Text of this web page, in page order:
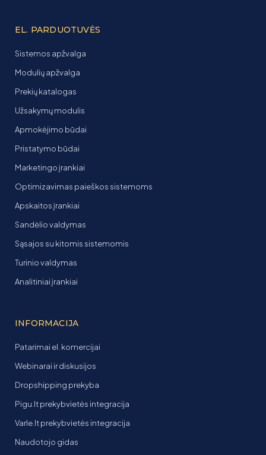
EL. PARDUOTUVĖS
Sistemos apžvalga
Modulių apžvalga
Prekių katalogas
Užsakymų modulis
Apmokėjimo būdai
Pristatymo būdai
Marketingo įrankiai
Optimizavimas paieškos sistemoms
Apskaitos įrankiai
Sandėlio valdymas
Sąsajos su kitomis sistemomis
Turinio valdymas
Analitiniai įrankiai
INFORMACIJA
Patarimai el. komercijai
Webinarai ir diskusijos
Dropshipping prekyba
Pigu.lt prekybvietės integracija
Varle.lt prekybvietės integracija
Naudotojo gidas